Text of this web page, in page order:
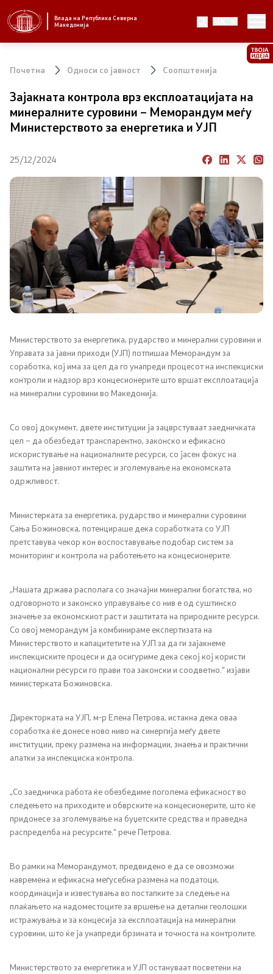
Влада на Република Северна
Македонија
MK
Стратешки приоритети и програма
Завршени планови
Национални стратегии
Влада
Претседател на Владата
Канцеларија на Претседателот на Владата
Заменици на Претседателот на Владата
Состав на Владата
Министерства
СОЗР
Комисии
Органи во состав
Генерален Секретаријат
Односи со јавност
Канцеларија на портпарол
Медија центар
Отворена Влада
Финансии
Сервисни информации
Антикорупција
Организација и систематизација
Отворени податоци
Контакт
Почетна Односи со јавност Соопштенија
Зајакната контрола врз експлоатацијата на
минералните суровини – Меморандум меѓу
Министерството за енергетика и УЈП
25/12/2024
Министерството за енергетика, рударство и минерални суровини и
Управата за јавни приходи (УЈП) потпишаа Меморандум за
соработка, кој има за цел да го унапреди процесот на инспекциски
контроли и надзор врз концесионерите што вршат експлоатација
на минерални суровини во Македонија.
Со овој документ, двете институции ја зацврстуваат заедничката
цел – да обезбедат транспарентно, законско и ефикасно
искористување на националните ресурси, со јасен фокус на
заштита на јавниот интерес и зголемување на економската
одржливост.
Министерката за енергетика, рударство и минерални суровини
Сања Божиновска, потенцираше дека соработката со УЈП
претставува чекор кон воспоставување подобар систем за
мониторинг и контрола на работењето на концесионерите.
„Нашата држава располага со значајни минерални богатства, но
одговорното и законско управување со нив е од суштинско
значење за економскиот раст и заштитата на природните ресурси.
Со овој меморандум ја комбинираме експертизата на
Министерството и капацитетите на УЈП за да ги зајакнеме
инспекциските процеси и да осигуриме дека секој кој користи
национални ресурси го прави тоа законски и соодветно.“ изјави
министерката Божиновска.
Директорката на УЈП, м-р Елена Петрова, истакна дека оваа
соработка ќе донесе ново ниво на синергија меѓу двете
институции, преку размена на информации, знаења и практични
алатки за инспекциска контрола.
„Со заедничка работа ќе обезбедиме поголема ефикасност во
следењето на приходите и обврските на концесионерите, што ќе
придонесе за зголемување на буџетските средства и праведна
распределба на ресурсите.“ рече Петрова.
Во рамки на Меморандумот, предвидено е да се овозможи
навремена и ефикасна меѓусебна размена на податоци,
координација и известувања во постапките за следење на
плаќањето на надоместоците за вршење на детални геолошки
истражувања и за концесија за експлоатација на минерални
суровини, што ќе ја унапреди брзината и точноста на контролите.
Министерството за енергетика и УЈП остануваат посветени на